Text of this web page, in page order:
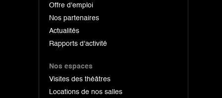
Offre d'emploi
Nos partenaires
Actualités
Rapports d'activité
Nos espaces
Visites des théâtres
Locations de nos salles